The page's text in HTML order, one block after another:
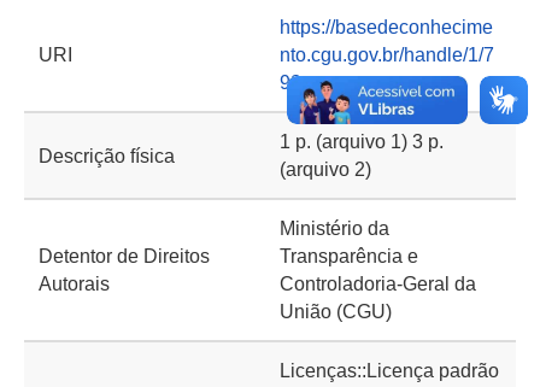
URI
https://basedeconhecime
nto.cgu.gov.br/handle/1/7
98
Descrição física
1 p. (arquivo 1) 3 p.
(arquivo 2)
Detentor de Direitos
Autorais
Ministério da
Transparência e
Controladoria-Geral da
União (CGU)
Licenças::Licença padrão